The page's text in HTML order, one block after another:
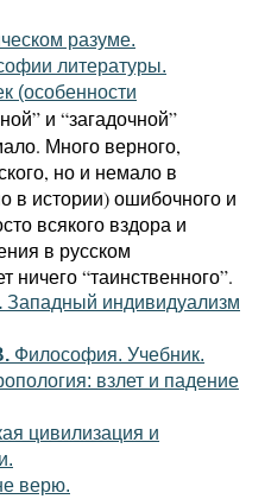
разуме.
литературы.
(особенности
и “загадочной”
Много верного,
но и немало в
в истории) ошибочного и
всякого вздора и
в русском
ничего “таинственного”.
Западный индивидуализм
Философия. Учебник.
взлет и падение
цивилизация и
верю.